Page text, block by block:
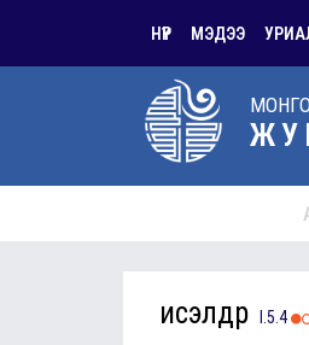
НҮҮР МЭДЭЭ
исэлдүүр I.5.4